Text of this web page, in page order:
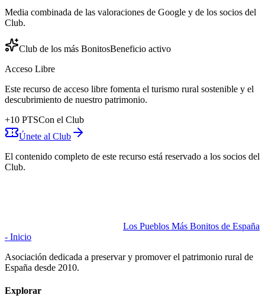
Media combinada de las valoraciones de Google y de los socios del
Club.
Club de los más BonitosBeneficio activo
Acceso Libre
Este recurso de acceso libre fomenta el turismo rural sostenible y el
descubrimiento de nuestro patrimonio.
+10 PTSCon el Club
Únete al Club
El contenido completo de este recurso está reservado a los socios del
Club.
Los Pueblos Más Bonitos de España
- Inicio
Asociación dedicada a preservar y promover el patrimonio rural de
España desde 2010.
Explorar